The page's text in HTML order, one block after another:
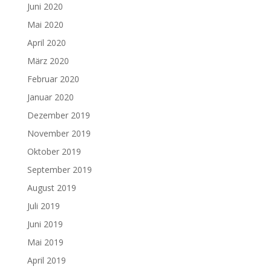
Juni 2020
Mai 2020
April 2020
März 2020
Februar 2020
Januar 2020
Dezember 2019
November 2019
Oktober 2019
September 2019
August 2019
Juli 2019
Juni 2019
Mai 2019
April 2019